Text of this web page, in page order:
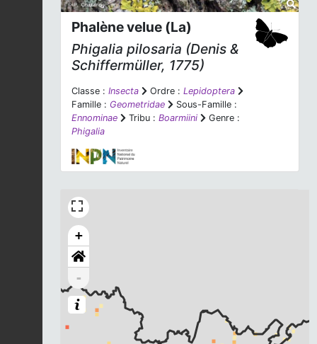
Phalène velue (La)
Phigalia pilosaria (Denis &
Schiffermüller, 1775)
Classe : Insecta Ordre : Lepidoptera
Famille : Geometridae
Sous-Famille :
Ennominae
Tribu : Boarmiini
Genre :
Phigalia
+
-